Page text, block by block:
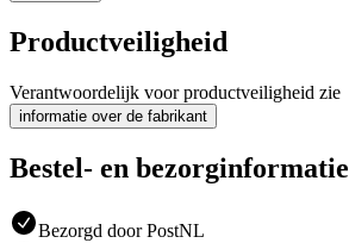
Productveiligheid
Verantwoordelijk voor productveiligheid zie
informatie over de fabrikant
Bestel- en bezorginformatie
Bezorgd door PostNL